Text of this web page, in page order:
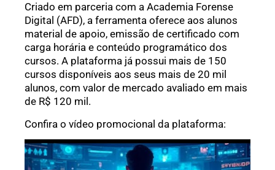
Criado em parceria com a Academia Forense
Digital (AFD), a ferramenta oferece aos alunos
material de apoio, emissão de certificado com
carga horária e conteúdo programático dos
cursos. A plataforma já possui mais de 150
cursos disponíveis aos seus mais de 20 mil
alunos, com valor de mercado avaliado em mais
de R$ 120 mil.
Confira o vídeo promocional da plataforma: